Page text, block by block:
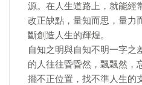
源。在人生道路上，就能經
改正缺點，量知而思，量力
斷創造人生的輝煌。
自知之明與自知不明一字之
的人往往昏昏然，飄飄然，
擺不正位置，找不準人生的